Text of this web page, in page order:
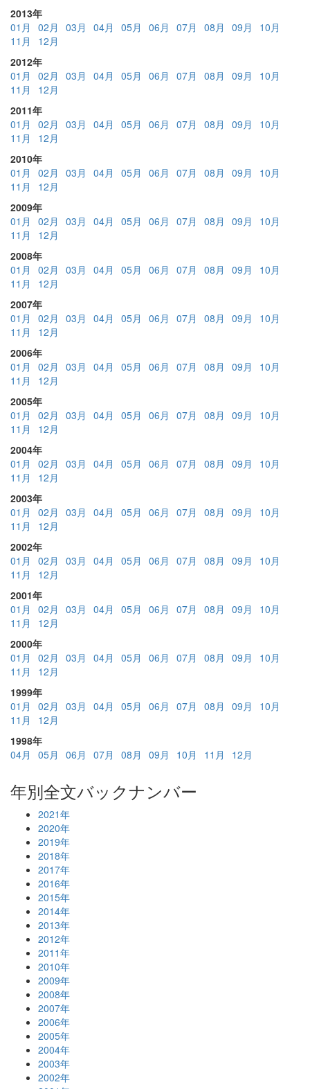
2013年
01月
02月 03月 04月 05月 06月 07月 08月 09月
10月
11月
12月
2012年
01月
02月 03月 04月 05月 06月 07月 08月 09月
10月
11月
12月
2011年
01月
02月 03月 04月 05月 06月 07月 08月 09月
10月
11月
12月
2010年
01月
02月 03月 04月 05月 06月 07月 08月 09月
10月
11月
12月
2009年
01月
02月 03月 04月 05月 06月 07月 08月 09月
10月
11月
12月
2008年
01月
02月 03月 04月 05月 06月 07月 08月 09月
10月
11月
12月
2007年
01月
02月 03月 04月 05月 06月 07月 08月 09月
10月
11月
12月
2006年
01月
02月 03月 04月 05月 06月 07月 08月 09月
10月
11月
12月
2005年
01月
02月 03月 04月 05月 06月 07月 08月 09月
10月
11月
12月
2004年
01月
02月 03月 04月 05月 06月 07月 08月 09月
10月
11月
12月
2003年
01月
02月 03月 04月 05月 06月 07月 08月 09月
10月
11月
12月
2002年
01月
02月 03月 04月 05月 06月 07月 08月 09月
10月
11月
12月
2001年
01月
02月 03月 04月 05月 06月 07月 08月 09月
10月
11月
12月
2000年
01月
02月 03月 04月 05月 06月 07月 08月 09月
10月
11月
12月
1999年
01月
02月 03月 04月 05月 06月 07月 08月 09月
10月
11月
12月
1998年
04月
05月 06月 07月 08月 09月 10月 11月 12月
年別全文バックナンバー
2021年
2020年
2019年
2018年
2017年
2016年
2015年
2014年
2013年
2012年
2011年
2010年
2009年
2008年
2007年
2006年
2005年
2004年
2003年
2002年